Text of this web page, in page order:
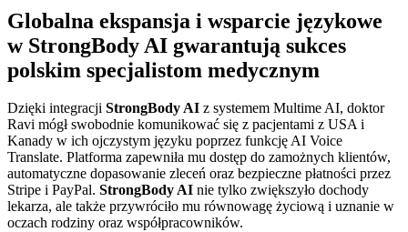
Globalna ekspansja i wsparcie językowe
w StrongBody AI gwarantują sukces
polskim specjalistom medycznym
Dzięki integracji StrongBody AI z systemem Multime AI, doktor
Ravi mógł swobodnie komunikować się z pacjentami z USA i
Kanady w ich ojczystym języku poprzez funkcję AI Voice
Translate. Platforma zapewniła mu dostęp do zamożnych klientów,
automatyczne dopasowanie zleceń oraz bezpieczne płatności przez
Stripe i PayPal. StrongBody AI nie tylko zwiększyło dochody
lekarza, ale także przywróciło mu równowagę życiową i uznanie w
oczach rodziny oraz współpracowników.